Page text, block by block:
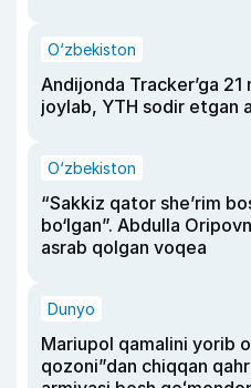
O‘zbekiston
Andijonda Tracker’ga 21
joylab, YTH sodir etgan
O‘zbekiston
“Sakkiz qator she’rim
bo‘lgan”. Abdulla
asrab qolgan voqea
Dunyo
Mariupol qamalini yorib
qozoni”dan chiqqan